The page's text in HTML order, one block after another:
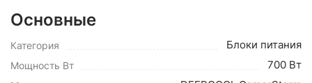
Основные
Категория Блоки питания
Мощность Вт 700 Вт